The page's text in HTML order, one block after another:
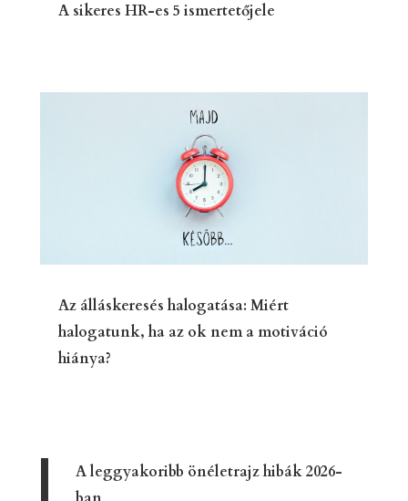
A sikeres HR-es 5 ismertetőjele
Az álláskeresés halogatása: Miért
halogatunk, ha az ok nem a motiváció
hiánya?
A leggyakoribb önéletrajz hibák 2026-